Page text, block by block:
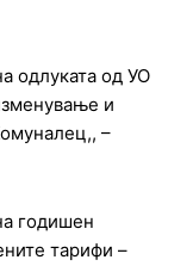
одлуката од УО
и
,, –
годишен
тарифи –